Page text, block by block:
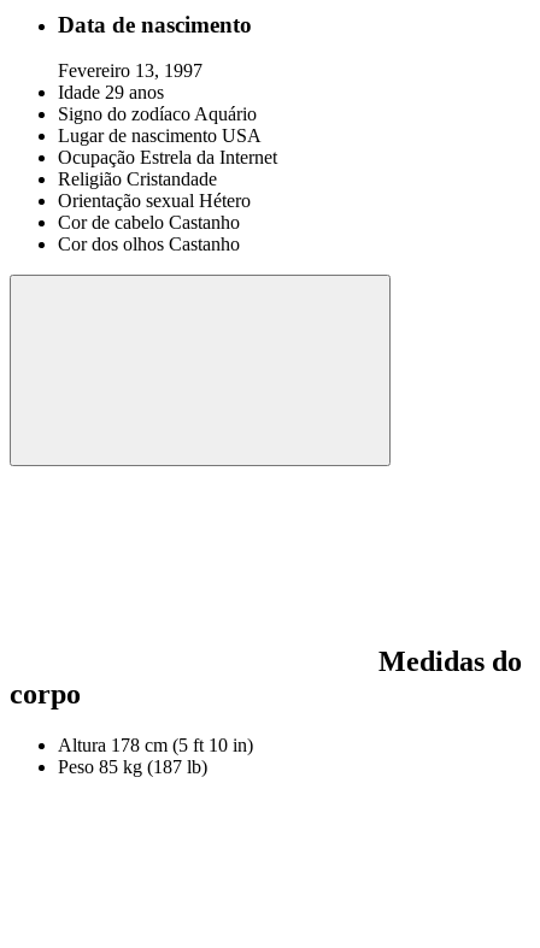
Data de nascimento
Fevereiro 13, 1997
Idade 29 anos
Signo do zodíacoAquário
Lugar de nascimento USA
Ocupação Estrela da Internet
Religião Cristandade
Orientação sexual Hétero
Cor de cabelo Castanho
Cor dos olhos Castanho
Medidas do
corpo
Altura 178 cm (5 ft 10 in)
Peso 85 kg (187 lb)